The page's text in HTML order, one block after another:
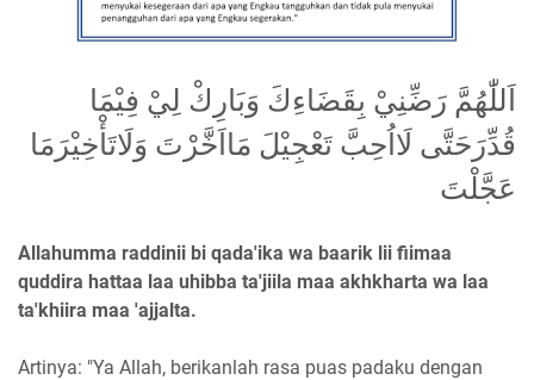
اَللّٰهُمَّ رَضِّنِيْ بِقَضَاءِكَ وَبَارِكْ لِيْ فِيْمَا
قُدِّرَحَتَّى لَااُحِبَّ تَعْجِيْلَ مَااَخَّرْتَ وَلَاتَأْخِيْرَمَا
عَجَّلْتَ
Allahumma raddinii bi qada'ika wa baarik lii fiimaa
quddira hattaa laa uhibba ta'jiila maa akhkharta wa laa
ta'khiira maa 'ajjalta.
Artinya: "Ya Allah, berikanlah rasa puas padaku dengan